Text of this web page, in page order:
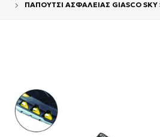
ΠΑΠΟΥΤΣΙ ΑΣΦΑΛΕΙΑΣ GIASCO SKY